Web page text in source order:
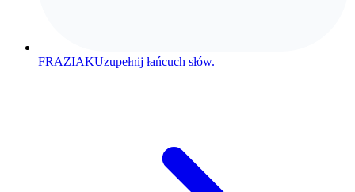
FRAZIAKUzupełnij łańcuch słów.